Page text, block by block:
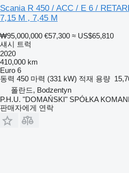
Scania R 450 / ACC / E 6 /
7,15 M , 7,45 M
₩95,000,000 €57,300 ≈ US$65,810
섀시 트럭
2020
410,000 km
Euro 6
동력 450 마력 (331 kW) 적재 용량
폴란드, Bodzentyn
P.H.U. "DOMAŃSKI" SPÓŁKA
판매자에게 연락